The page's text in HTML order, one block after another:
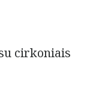
cirkoniais